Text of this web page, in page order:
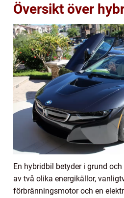
Översikt över
En hybridbil betyder i grund
av två olika energikällor,
förbränningsmotor och en